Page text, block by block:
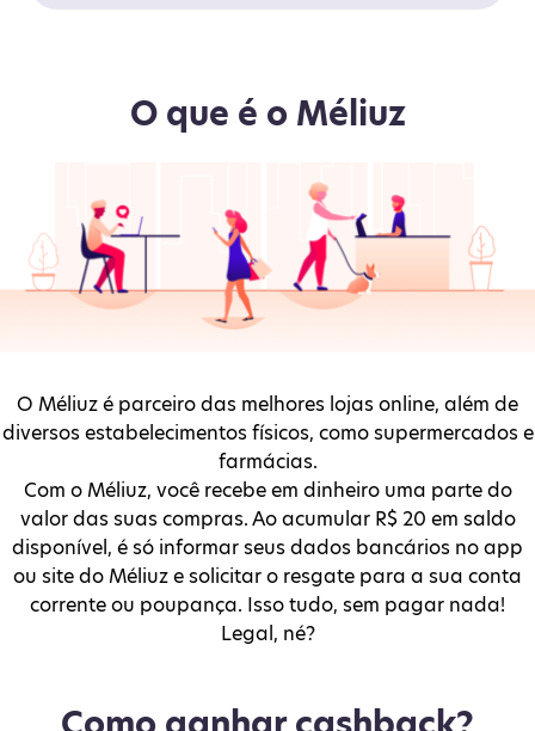
O que é o Méliuz
O Méliuz é parceiro das melhores lojas online, além de
diversos estabelecimentos físicos, como supermercados e
farmácias.
Com o Méliuz, você recebe em dinheiro uma parte do
valor das suas compras. Ao acumular R$ 20 em saldo
disponível, é só informar seus dados bancários no app
ou site do Méliuz e solicitar o resgate para a sua conta
corrente ou poupança. Isso tudo, sem pagar nada!
Legal, né?